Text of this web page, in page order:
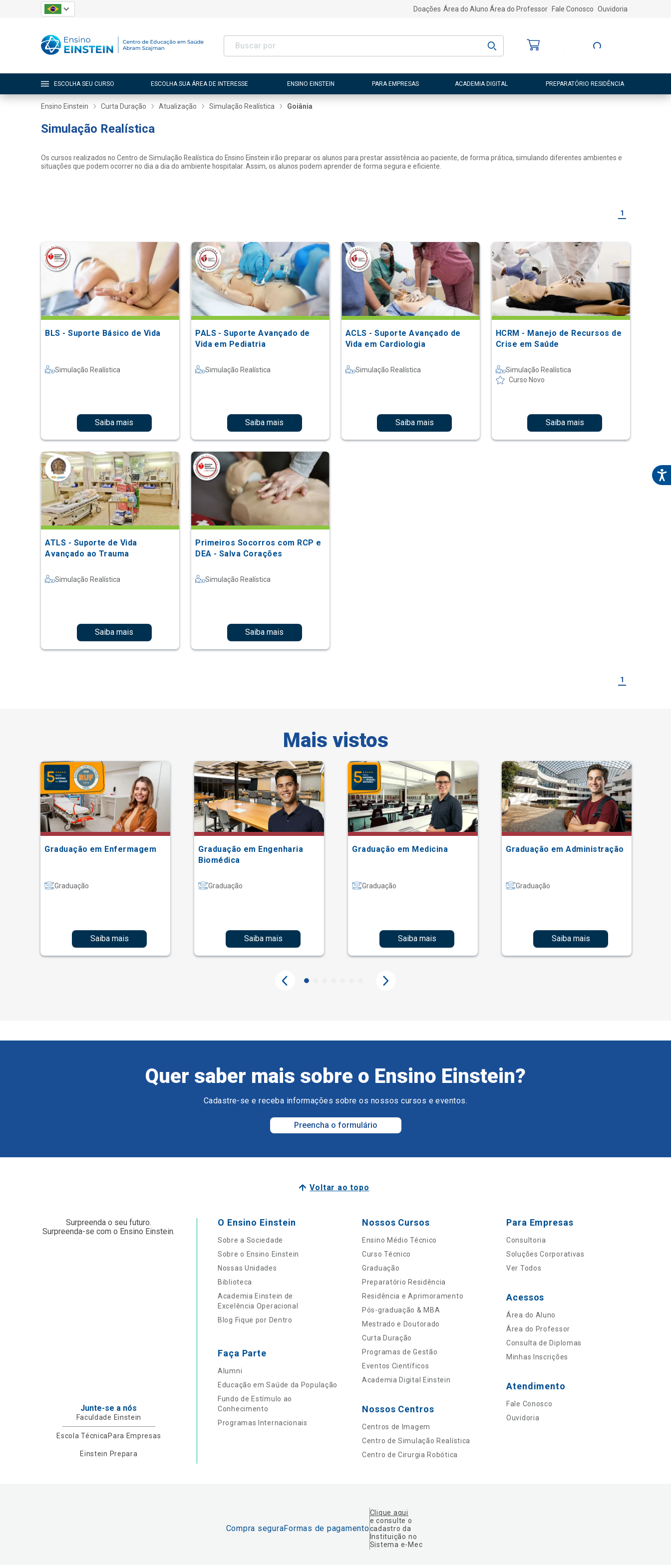
Doações Área do Aluno Área do Professor Fale Conosco Ouvidoria
Entre ou Cadastre-
ESCOLHA SEU CURSO ESCOLHA SUA ÁREA DE INTERESSE ENSINO EINSTEIN PARA EMPRESAS ACADEMIA DIGITAL PREPARATÓRIO RESIDÊNCIA
Ensino Einstein Curta Duração Atualização Simulação Realística Goiânia
Simulação Realística
Os cursos realizados no Centro de Simulação Realística do Ensino Einstein irão preparar os alunos para prestar assistência ao paciente, de forma prática, simulando diferentes ambientes e
situações que podem ocorrer no dia a dia do ambiente hospitalar. Assim, os alunos podem aprender de forma segura e eficiente.
1
BLS - Suporte Básico de Vida
Simulação Realística
Saiba mais
PALS - Suporte Avançado de
Vida em Pediatria
Simulação Realística
Saiba mais
ACLS - Suporte Avançado de
Vida em Cardiologia
Simulação Realística
Saiba mais
HCRM - Manejo de Recursos de
Crise em Saúde
Simulação Realística
Curso Novo
Saiba mais
ATLS - Suporte de Vida
Avançado ao Trauma
Simulação Realística
Saiba mais
Primeiros Socorros com RCP e
DEA - Salva Corações
Simulação Realística
Saiba mais
1
Mais vistos
Graduação em Enfermagem
Graduação
Saiba mais
Graduação em Engenharia
Biomédica
Graduação
Saiba mais
Graduação em Medicina
Graduação
Saiba mais
Graduação em Administração
Graduação
Saiba mais
Quer saber mais sobre o Ensino Einstein?
Cadastre-se e receba informações sobre os nossos cursos e eventos.
Preencha o formulário
Voltar ao topo
Surpreenda o seu futuro.
Surpreenda-se com o Ensino Einstein.
Junte-se a nós
Faculdade Einstein
Escola Técnica Para Empresas
Einstein Prepara
O Ensino Einstein
Sobre a Sociedade
Sobre o Ensino Einstein
Nossas Unidades
Biblioteca
Academia Einstein de
Excelência Operacional
Blog Fique por Dentro
Faça Parte
Alumni
Educação em Saúde da População
Fundo de Estímulo ao
Conhecimento
Programas Internacionais
Nossos Cursos
Ensino Médio Técnico
Curso Técnico
Graduação
Preparatório Residência
Residência e Aprimoramento
Pós-graduação & MBA
Mestrado e Doutorado
Curta Duração
Programas de Gestão
Eventos Científicos
Academia Digital Einstein
Nossos Centros
Centros de Imagem
Centro de Simulação Realística
Centro de Cirurgia Robótica
Para Empresas
Consultoria
Soluções Corporativas
Ver Todos
Acessos
Área do Aluno
Área do Professor
Consulta de Diplomas
Minhas Inscrições
Atendimento
Fale Conosco
Ouvidoria
Compra seguraFormas de pagamento
Clique aqui
e consulte o
cadastro da
Instituição no
Sistema e-Mec